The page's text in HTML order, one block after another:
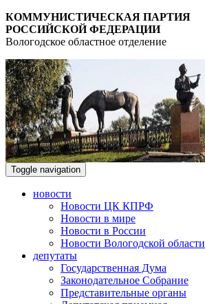
КОММУНИСТИЧЕСКАЯ ПАРТИЯ
РОССИЙСКОЙ ФЕДЕРАЦИИ
Вологодское областное отделение
Toggle navigation
новости
Новости ЦК КПРФ
Новости в мире
Новости в России
Новости Вологодской области
депутаты
Государственная Дума
Законодательное Собрание
Представительные органы